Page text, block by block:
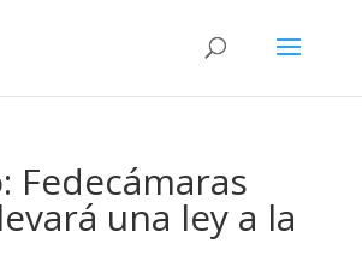
Fedecámaras
una ley a la